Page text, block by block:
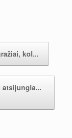
kol...
atsijungia...